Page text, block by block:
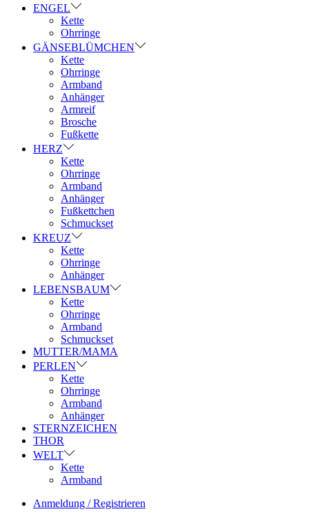
ENGEL
Kette
Ohrringe
GÄNSEBLÜMCHEN
Kette
Ohrringe
Armband
Anhänger
Armreif
Brosche
Fußkette
HERZ
Kette
Ohrringe
Armband
Anhänger
Fußkettchen
Schmuckset
KREUZ
Kette
Ohrringe
Anhänger
LEBENSBAUM
Kette
Ohrringe
Armband
Schmuckset
MUTTER/MAMA
PERLEN
Kette
Ohrringe
Armband
Anhänger
STERNZEICHEN
THOR
WELT
Kette
Armband
Anmeldung / Registrieren